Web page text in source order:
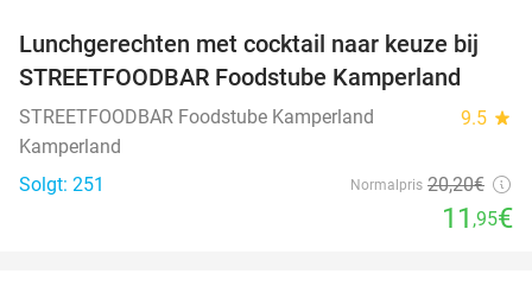
41%
Lunchgerechten met cocktail naar keuze bij
STREETFOODBAR Foodstube Kamperland
STREETFOODBAR Foodstube Kamperland 9.5 star
Kamperland
Solgt: 251
Normalpris 20,20€
11 ,95€